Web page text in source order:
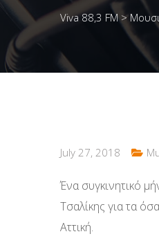
Viva 88,3 FM>
July 27, 2018
Ένα συγκινητικό
Τσαλίκης για τα
Αττική.